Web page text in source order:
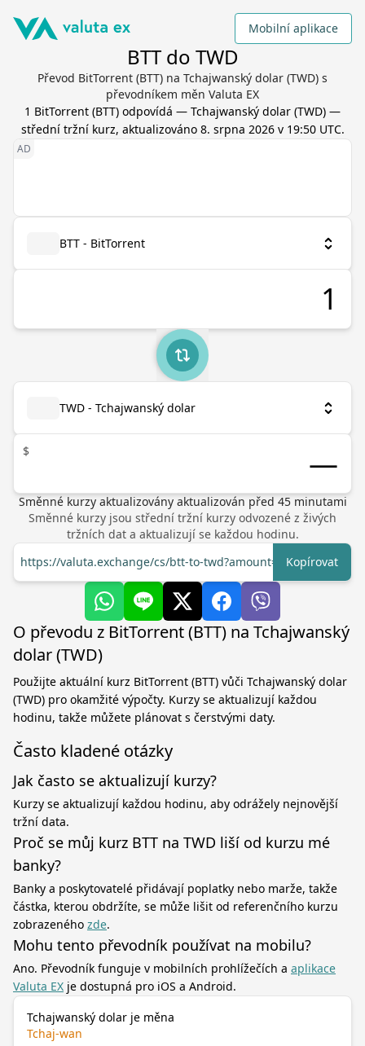
Mobilní aplikace
BTT do TWD
Převod BitTorrent (BTT) na Tchajwanský dolar (TWD) s
převodníkem měn Valuta EX
1 BitTorrent (BTT) odpovídá — Tchajwanský dolar (TWD) —
střední tržní kurz, aktualizováno 8. srpna 2026 v 19:50 UTC.
BTT - BitTorrent
TWD - Tchajwanský dolar
$
Směnné kurzy aktualizovány aktualizován před 45minutami
Směnné kurzy jsou střední tržní kurzy odvozené z živých
tržních dat a aktualizují se každou hodinu.
https://valuta.exchange/cs/btt-to-twd?amount=1
Kopírovat
O převodu z BitTorrent (BTT) na Tchajwanský
dolar (TWD)
Použijte aktuální kurz BitTorrent (BTT) vůči Tchajwanský dolar
(TWD) pro okamžité výpočty. Kurzy se aktualizují každou
hodinu, takže můžete plánovat s čerstvými daty.
Často kladené otázky
Jak často se aktualizují kurzy?
Kurzy se aktualizují každou hodinu, aby odrážely nejnovější
tržní data.
Proč se můj kurz BTT na TWD liší od kurzu mé
banky?
Banky a poskytovatelé přidávají poplatky nebo marže, takže
částka, kterou obdržíte, se může lišit od referenčního kurzu
zobrazeného zde.
Mohu tento převodník používat na mobilu?
Ano. Převodník funguje v mobilních prohlížečích a aplikace
Valuta EX je dostupná pro iOS a Android.
Tchajwanský dolar je měna
Tchaj-wan